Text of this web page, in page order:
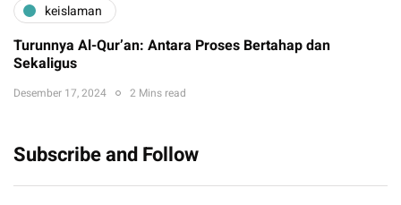
keislaman
Turunnya Al-Qur’an: Antara Proses Bertahap dan
Sekaligus
Desember 17, 2024 2 Mins read
Subscribe and Follow